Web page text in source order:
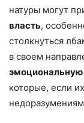
натуры могут
власть,
столкнуться
в своем
эмоциональную
которые, если